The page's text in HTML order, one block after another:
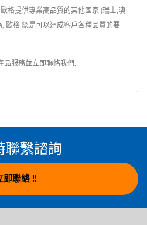
格提供專業高品質的其他國家 (瑞士,澳
歐格 總是可以達成客戶各種品質的要
品服務並立即聯絡我們
聯繫諮詢
即聯絡 !!